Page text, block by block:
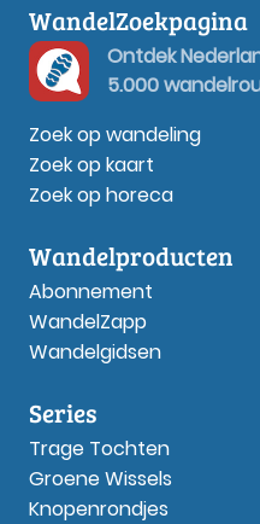
WandelZoekpagina
Ontdek
5.000
Zoek op wandeling
Zoek op kaart
Zoek op horeca
Wandelproducten
Abonnement
WandelZapp
Wandelgidsen
Series
Trage Tochten
Groene Wissels
Knopenrondjes